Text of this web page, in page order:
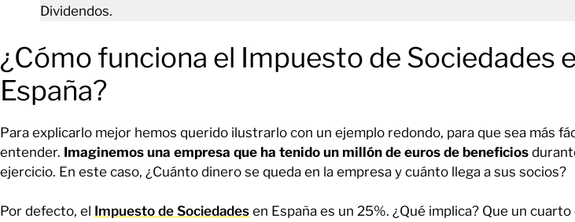
Dividendos.
¿Cómo funciona el Impuesto de Sociedades
España?
Para explicarlo mejor hemos querido ilustrarlo con un ejemplo redondo, para que sea más
entender. Imaginemos una empresa que ha tenido un millón de euros de beneficios
ejercicio. En este caso, ¿Cuánto dinero se queda en la empresa y cuánto llega a sus socios?
Por defecto, el Impuesto de Sociedades en España es un 25%. ¿Qué implica? Que un cuarto